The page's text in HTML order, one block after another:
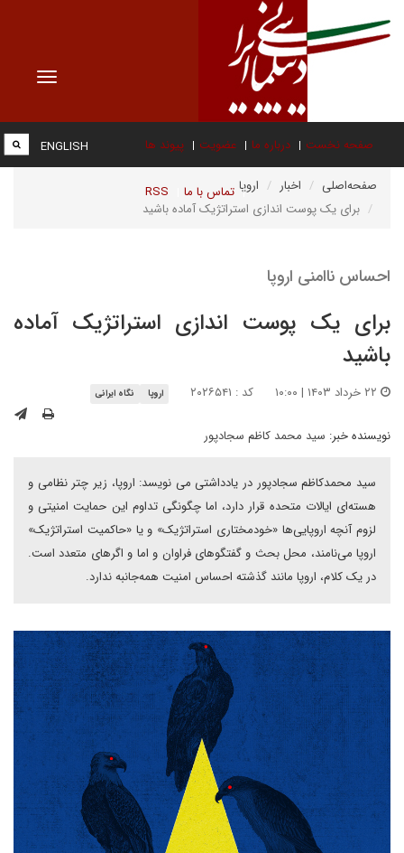
Toggle
صفحه نخست درباره ما عضویت پیوند ها
تماس با ما RSS
ENGLISH
صفحه‌اصلی اخبار
اروپا
برای یک پوست اندازی استراتژیک آماده باشید
احساس ناامنی اروپا
برای یک پوست اندازی استراتژیک آماده
باشید
کد : ۲۰۲۶۵۴۱ اروپا نگاه ایرانی
نویسنده خبر: سید محمد کاظم سجادپور
سید محمدکاظم سجادپور در یادداشتی می نویسد: اروپا، زیر چتر نظامی و
هسته‌ای ایالات متحده قرار دارد، اما چگونگی تداوم این حمایت امنیتی و
لزوم آنچه اروپایی‌ها «خودمختاری استراتژیک» و یا «حاکمیت استراتژیک»
اروپا می‌نامند، محل بحث و گفتگوهای فراوان و اما و اگرهای متعدد است.
در یک کلام، اروپا مانند گذشته احساس امنیت همه‌جانبه ندارد.